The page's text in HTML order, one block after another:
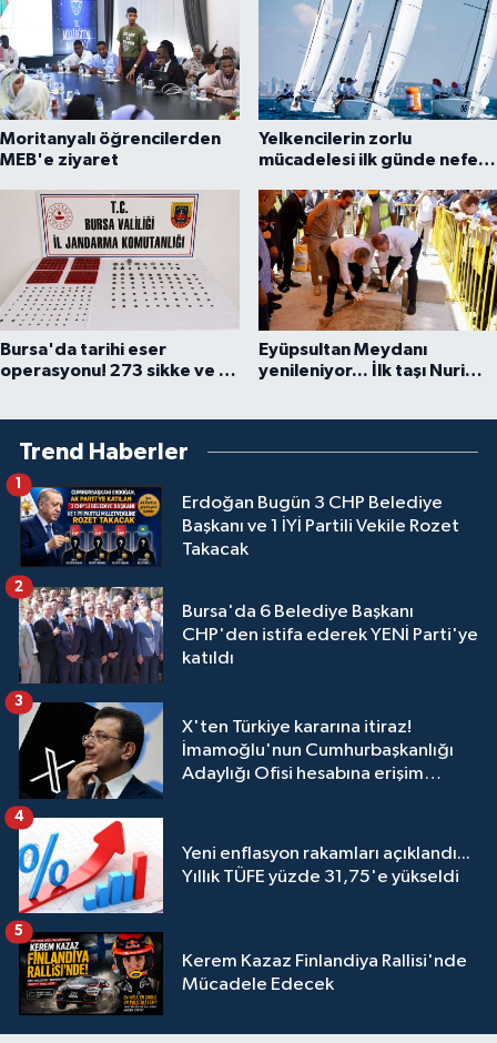
Moritanyalı öğrencilerden
MEB'e ziyaret
Yelkencilerin zorlu
mücadelesi ilk günde nefes
Bursa'da tarihi eser
operasyonu! 273 sikke ve 18
Eyüpsultan Meydanı
yenileniyor... İlk taşı Nuri
Trend Haberler
Erdoğan Bugün 3 CHP Belediye
Başkanı ve 1 İYİ Partili Vekile Rozet
Takacak
1
Bursa'da 6 Belediye Başkanı
CHP'den istifa ederek YENİ Parti'ye
katıldı
2
X'ten Türkiye kararına itiraz!
İmamoğlu'nun Cumhurbaşkanlığı
Adaylığı Ofisi hesabına erişim
3
Yeni enflasyon rakamları açıklandı...
Yıllık TÜFE yüzde 31,75'e yükseldi
4
Kerem Kazaz Finlandiya Rallisi'nde
Mücadele Edecek
5